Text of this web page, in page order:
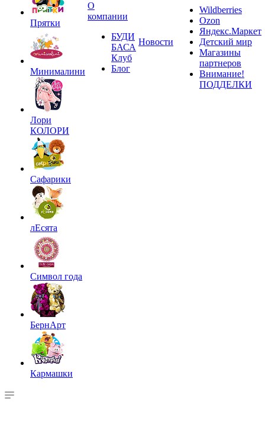
Прятки
Минималини
Лори
КОЛОРИ
Сафарики
лЕсята
Символ года
БернАрт
Кармашки
О
компании
БУДИ
БАСА
Клуб
Блог
Новости
Wildberries
Ozon
Яндекс.Маркет
Детский мир
Магазины
партнеров
Внимание!
ПОДДЕЛКИ